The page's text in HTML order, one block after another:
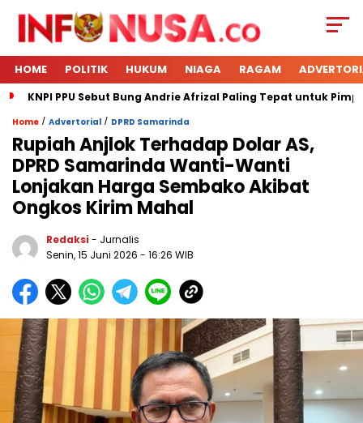
HOME POLITIK HUKUM NIAGA RAGAM
KNPI PPU Sebut Bung Andrie Afrizal Paling Tepat untuk
Home / Advertorial / DPRD Samarinda
Rupiah Anjlok Terhadap Dolar AS,
DPRD Samarinda Wanti-Wanti
Lonjakan Harga Sembako Akibat
Ongkos Kirim Mahal
Redaksi - Jurnalis
Senin, 15 Juni 2026 - 16:26 WIB